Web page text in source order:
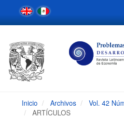
Navegación
principal
Contenido
Barra
lateral
Inicio Archivos
Vol. 42
ARTÍCULOS